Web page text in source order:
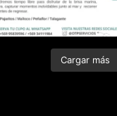
Cargar más